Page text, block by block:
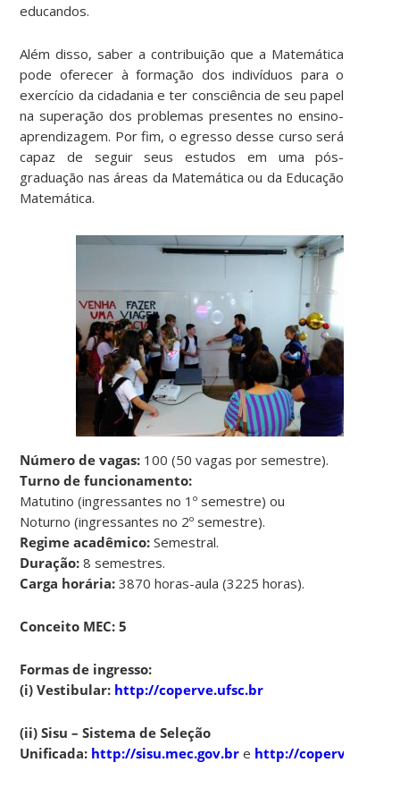
educandos.
Além disso, saber a contribuição que a Matemática
pode oferecer à formação dos indivíduos para o
exercício da cidadania e ter consciência de seu papel
na superação dos problemas presentes no ensino-
aprendizagem. Por fim, o egresso desse curso será
capaz de seguir seus estudos em uma pós-
graduação nas áreas da Matemática ou da Educação
Matemática.
Número de vagas: 100 (50 vagas por semestre).
Turno de funcionamento:
Matutino (ingressantes no 1º semestre) ou
Noturno (ingressantes no 2º semestre).
Regime acadêmico: Semestral.
Duração: 8 semestres.
Carga horária: 3870 horas-aula (3225 horas).
Conceito MEC: 5
Formas de ingresso:
(i) Vestibular: http://coperve.ufsc.br
(ii) Sisu – Sistema de Seleção
Unificada: http://sisu.mec.gov.br e http://